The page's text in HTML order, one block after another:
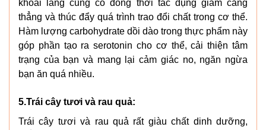
khoai lang cũng có đồng thời tác dụng giảm căng
thẳng và thúc đẩy quá trình trao đổi chất trong cơ thể.
Hàm lượng carbohydrate dồi dào trong thực phẩm này
góp phần tạo ra serotonin cho cơ thể, cải thiện tâm
trạng của bạn và mang lại cảm giác no, ngăn ngừa
bạn ăn quá nhiều.
5.Trái cây tươi và rau quả:
Trái cây tươi và rau quả rất giàu chất dinh dưỡng,